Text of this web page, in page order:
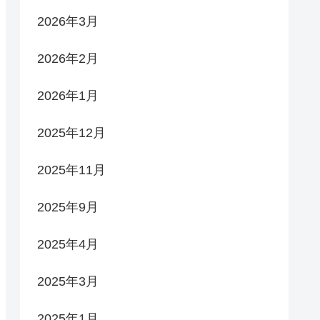
2026年3月
2026年2月
2026年1月
2025年12月
2025年11月
2025年9月
2025年4月
2025年3月